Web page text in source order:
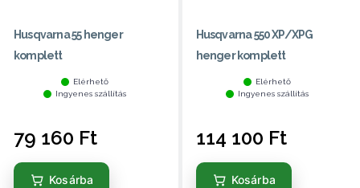
Husqvarna 55 henger
komplett
Elérhető
Ingyenes szállítás
79 160 Ft
Kosárba
Husqvarna 550 XP/XPG
henger komplett
Elérhető
Ingyenes szállítás
114 100 Ft
Kosárba